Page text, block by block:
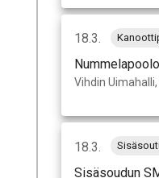
18.3.
Nummelapoolo
Vihdin
18.3.
Sisäsoudun